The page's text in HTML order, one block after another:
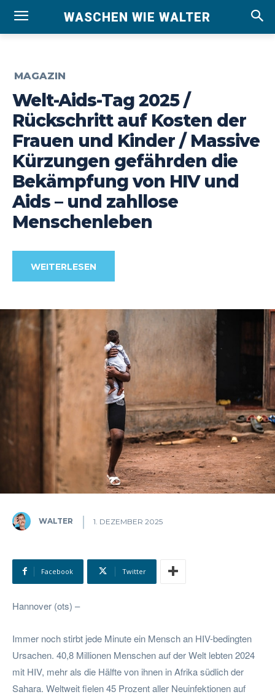
WASCHEN WIE WALTER
MAGAZIN
Welt-Aids-Tag 2025 /
Rückschritt auf Kosten der
Frauen und Kinder / Massive
Kürzungen gefährden die
Bekämpfung von HIV und
Aids – und zahllose
Menschenleben
WEITERLESEN
WALTER 1. DEZEMBER 2025
Facebook Twitter
Hannover (ots) –
Immer noch stirbt jede Minute ein Mensch an HIV-bedingten
Ursachen. 40,8 Millionen Menschen auf der Welt lebten 2024
mit HIV, mehr als die Hälfte von ihnen in Afrika südlich der
Sahara. Weltweit fielen 45 Prozent aller Neuinfektionen auf